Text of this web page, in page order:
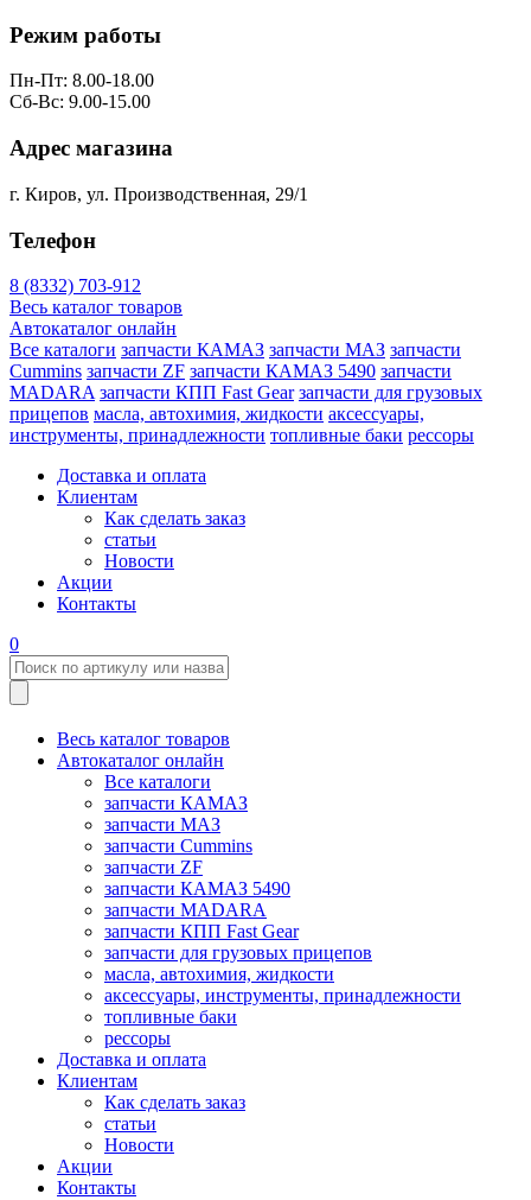
Режим работы
Пн-Пт: 8.00-18.00
Сб-Вс: 9.00-15.00
Адрес магазина
г. Киров, ул. Производственная, 29/1
Телефон
8 (8332) 703-912
Весь каталог товаров
Автокаталог онлайн
Все каталоги запчасти КАМАЗ запчасти МАЗ запчасти
Cummins запчасти ZF запчасти КАМАЗ 5490 запчасти
MADARA запчасти КПП Fast Gear запчасти для грузовых
прицепов масла, автохимия, жидкости аксессуары,
инструменты, принадлежности топливные баки рессоры
Доставка и оплата
Клиентам
Как сделать заказ
статьи
Новости
Акции
Контакты
0
Весь каталог товаров
Автокаталог онлайн
Все каталоги
запчасти КАМАЗ
запчасти МАЗ
запчасти Cummins
запчасти ZF
запчасти КАМАЗ 5490
запчасти MADARA
запчасти КПП Fast Gear
запчасти для грузовых прицепов
масла, автохимия, жидкости
аксессуары, инструменты, принадлежности
топливные баки
рессоры
Доставка и оплата
Клиентам
Как сделать заказ
статьи
Новости
Акции
Контакты